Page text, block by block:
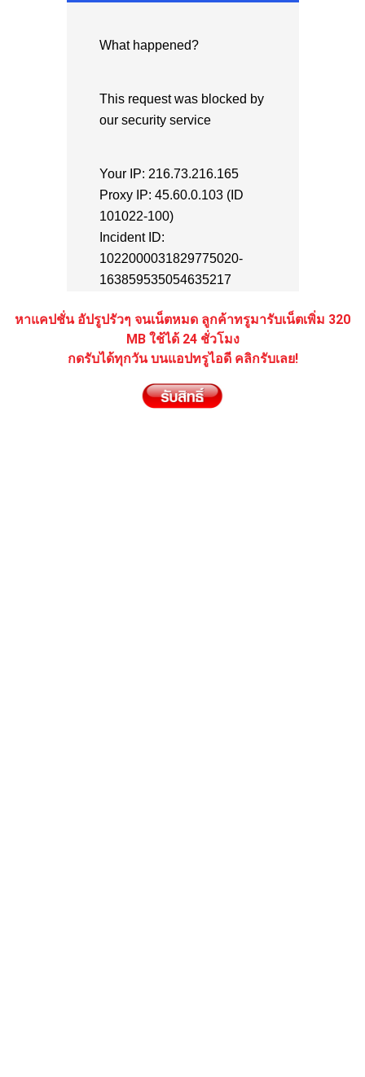
หาแคปชั่น อัปรูปรัวๆ จนเน็ตหมด ลูกค้าทรูมารับเน็ตเพิ่ม 320
MB ใช้ได้ 24 ชั่วโมง
กดรับได้ทุกวัน บนแอปทรูไอดี คลิกรับเลย!